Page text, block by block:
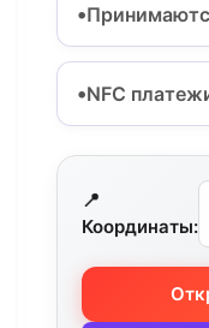
NFC
📍
Координаты: